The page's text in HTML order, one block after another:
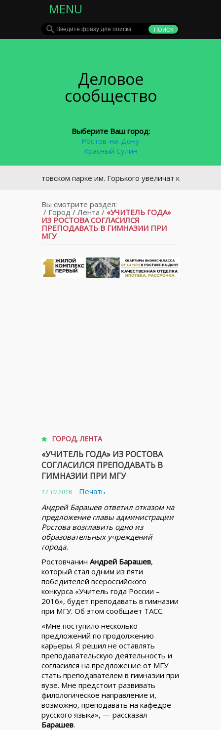
MENU
Деловое
сообщество
Выберите Ваш город:
Ростов-на-Дону
Красный Сулин
В ростовском парке им. Горького увеличат количество
Вы смотрите раздел:
/ Город/ Лента / «УЧИТЕЛЬ ГОДА»
ИЗ РОСТОВА СОГЛАСИЛСЯ
ПРЕПОДАВАТЬ В ГИМНАЗИИ ПРИ
МГУ
ГОРОД,ЛЕНТА
«УЧИТЕЛЬ ГОДА» ИЗ РОСТОВА
СОГЛАСИЛСЯ ПРЕПОДАВАТЬ В
ГИМНАЗИИ ПРИ МГУ
17.10.2016
Печать
Андрей Барашев ответил отказом на
предложение главы администрации
Ростова возглавить одно из
образовательных учреждений
города.
Ростовчанин Андрей Барашев,
который стал одним из пяти
победителей всероссийского
конкурса «Учитель года России –
2016», будет преподавать в гимназии
при МГУ. Об этом сообщает ТАСС.
«Мне поступило несколько
предложений по продолжению
карьеры. Я решил не оставлять
преподавательскую деятельность и
согласился на предложение от МГУ
стать преподавателем в гимназии при
вузе. Мне предстоит развивать
филологическое направление и,
возможно, преподавать на кафедре
русского языка», — рассказал
Барашев.